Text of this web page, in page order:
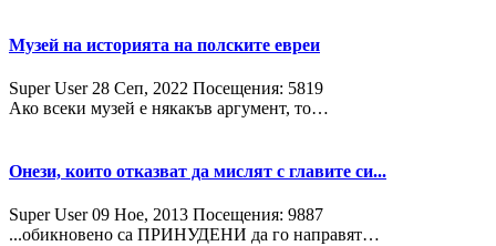
Музей на историята на полските евреи
Super User 28 Сeп, 2022 Посещения: 5819
Ако всеки музей е някакъв аргумент, то…
Онези, които отказват да мислят с главите си...
Super User 09 Ное, 2013 Посещения: 9887
...обикновено са ПРИНУДЕНИ да го направят…